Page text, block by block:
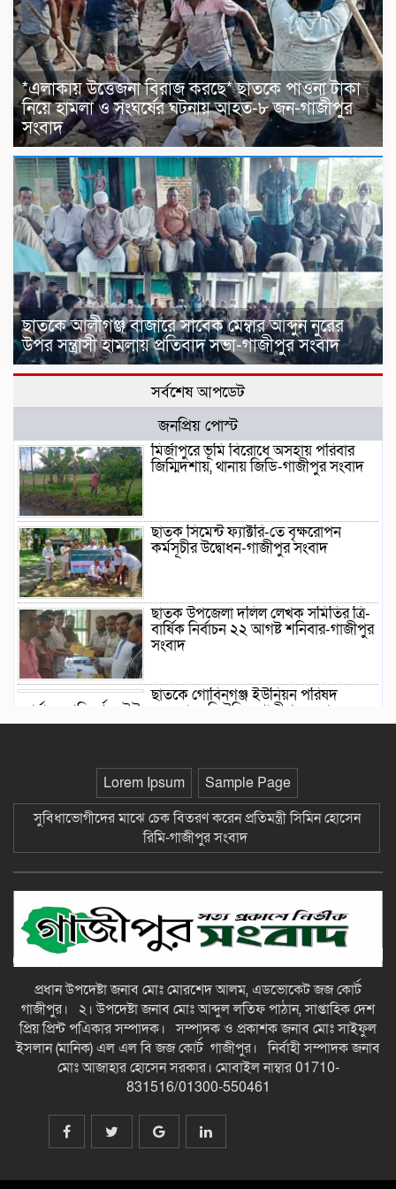
*এলাকায় উত্তেজনা বিরাজ করছে* ছাতকে পাওনা টাকা
নিয়ে হামলা ও সংঘর্ষের ঘটনায় আহত-৮ জন-গাজীপুর
সংবাদ
ছাতকে আলীগঞ্জ বাজারে সাবেক মেম্বার আব্দুন নুরের
উপর সন্ত্রাসী হামলায় প্রতিবাদ সভা-গাজীপুর সংবাদ
সর্বশেষ আপডেট
জনপ্রিয় পোস্ট
মির্জাপুরে ভূমি বিরোধে অসহায় পরিবার
জিম্মিদশায়, থানায় জিডি-গাজীপুর সংবাদ
ছাতক সিমেন্ট ফ্যাক্টরি-তে বৃক্ষরোপন
কর্মসূচীর উদ্বোধন-গাজীপুর সংবাদ
ছাতক উপজেলা দলিল লেখক সমিতির ত্রি-
বার্ষিক নির্বাচন ২২ আগষ্ট শনিবার-গাজীপুর
সংবাদ
ছাতকে গোবিনগঞ্জ ইউনিয়ন পরিষদ
কার্যালয় পরিদর্শনে ইউএনও মোঃ মহি উদ্দিন-গাজীপুর সংবাদ
ঘটনায় আহত-৮ জন-গাজীপুর সংবাদ
ছাতকে আলীগঞ্জ বাজারে সাবেক মেম্বার
আব্দুন নুরের উপর সন্ত্রাসী হামলায় প্রতিবাদ
সভা-গাজীপুর সংবাদ
চিত্রাঙ্কন প্রতিযোগিতায় সাংবাদিক কন্যা
নীলা ১ম স্হান করেছে-গাজীপুর সংবাদ
ছাতকে বিদ্যুৎ বিল, লোডশেডিংয়ের
প্রতিবাদে চরবাড়ুকা গ্রামের গ্রাহকদের
প্রতিবাদ ও ক্ষোভ-গাজীপুর সংবাদ
১২ হাজার টাকার ঋণে ১৩ লাখ টাকার
মামলা: সুদের ফাঁদে নীরব নির্যাতনের
শিকার, গ্রেপ্তার সুদ ব্যবসায়ী-গাজীপুর
সংবাদ
দীর্ঘ প্রতীক্ষার অবসান: জুমার নামাজে
হলো ইবাদত ও ইসলামী জ্ঞানচর্চার নতুন
Lorem Ipsum
Sample Page
সুবিধাভোগীদের মাঝে চেক বিতরণ করেন প্রতিমন্ত্রী সিমিন হোসেন
রিমি-গাজীপুর সংবাদ
প্রধান উপদেষ্টা জনাব মোঃ মোরশেদ আলম, এডভোকেট জজ কোর্ট
গাজীপুর। ২। উপদেষ্টা জনাব মোঃ আব্দুল লতিফ পাঠান, সাপ্তাহিক দেশ
প্রিয় প্রিন্ট পএিকার সম্পাদক। সম্পাদক ও প্রকাশক জনাব মোঃ সাইফুল
ইসলান (মানিক) এল এল বি জজ কোর্ট গাজীপুর। নির্বাহী সম্পাদক জনাব
মোঃ আজাহার হোসেন সরকার। মোবাইল নাম্বার 01710-
831516/01300-550461